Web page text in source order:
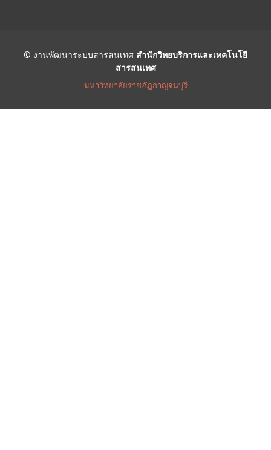
© งานพัฒนาระบบสารสนเทศ สำนักวิทยบริการและเทคโนโยี
สารสนเทศ
มหาวิทยาลัยราชภัฏกาญจนบุรี